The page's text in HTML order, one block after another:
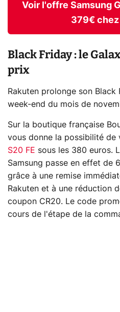
Voir l'offre Samsung
379€
Black Friday : le
prix
Rakuten prolonge son Black
week-end du mois de
Sur la boutique française
vous donne la possibilité de
S20 FE sous les 380 euros.
Samsung passe en effet de
grâce à une remise
Rakuten et à une réduction
coupon CR20. Le code
cours de l'étape de la